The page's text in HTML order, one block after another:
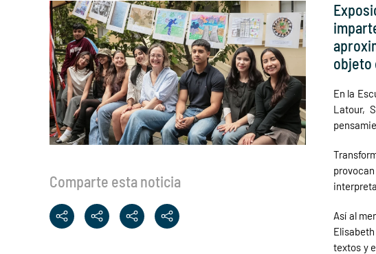
Comparte esta noticia
objeto
En la
Latour,
Así al
textos y